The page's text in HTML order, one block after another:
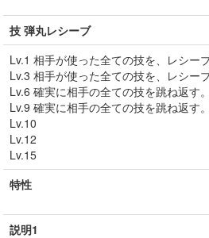
技 弾丸レシーブ
Lv.1 相手が使った全ての技を、レシー
Lv.3 相手が使った全ての技を、レシー
Lv.6 確実に相手の全ての技を跳ね返す
Lv.9 確実に相手の全ての技を跳ね返す
Lv.10
Lv.12
Lv.15
特性
説明1